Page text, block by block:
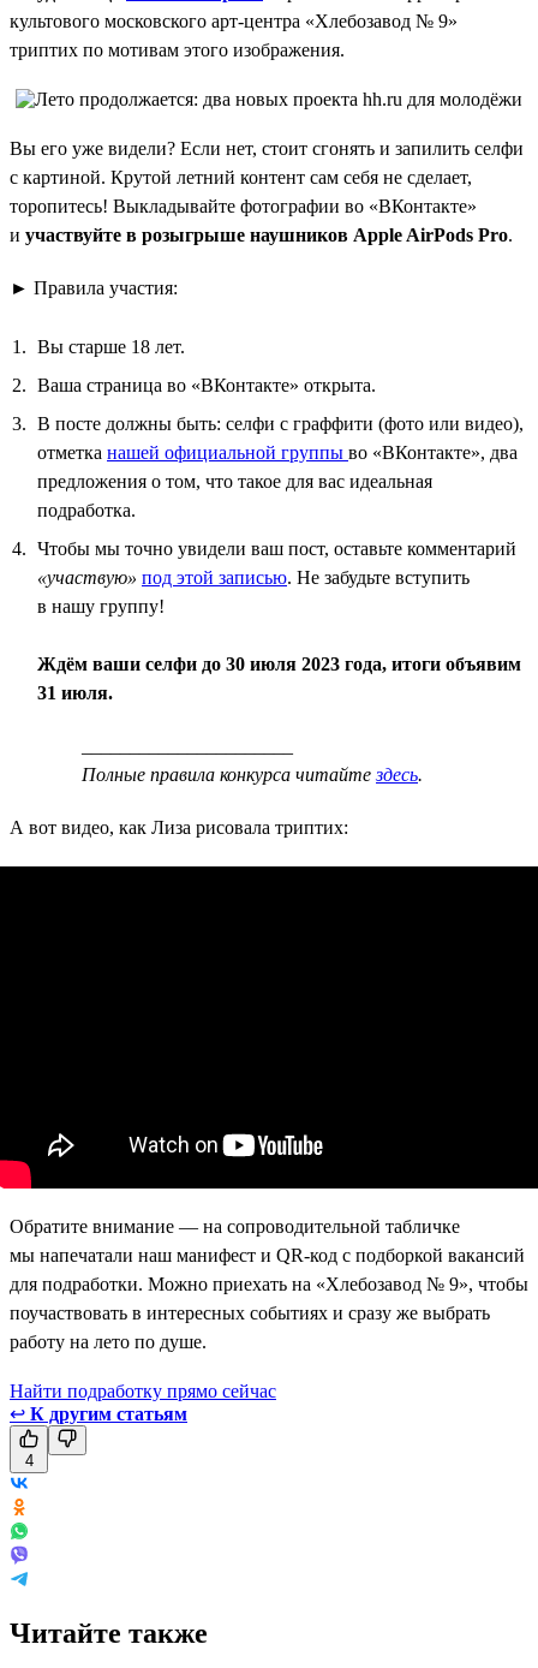
культового московского арт-центра «Хлебозавод № 9»
триптих по мотивам этого изображения.
Вы его уже видели? Если нет, стоит сгонять и запилить селфи
с картиной. Крутой летний контент сам себя не сделает,
торопитесь! Выкладывайте фотографии во «ВКонтакте»
и участвуйте в розыгрыше наушников Apple AirPods Pro.
► Правила участия:
Вы старше 18 лет.
Ваша страница во «ВКонтакте» открыта.
В посте должны быть: селфи с граффити (фото или видео),
отметка нашей официальной группы во «ВКонтакте», два
предложения о том, что такое для вас идеальная
подработка.
Чтобы мы точно увидели ваш пост, оставьте комментарий
«участвую» под этой записью. Не забудьте вступить
в нашу группу!
Ждём ваши селфи до 30 июля 2023 года, итоги объявим
31 июля.
Полные правила конкурса читайтездесь.
А вот видео, как Лиза рисовала триптих:
Обратите внимание — на сопроводительной табличке
мы напечатали наш манифест и QR-код с подборкой вакансий
для подработки. Можно приехать на «Хлебозавод № 9», чтобы
поучаствовать в интересных событиях и сразу же выбрать
работу на лето по душе.
Найти подработку прямо сейчас
↩ К другим статьям
4
Читайте также